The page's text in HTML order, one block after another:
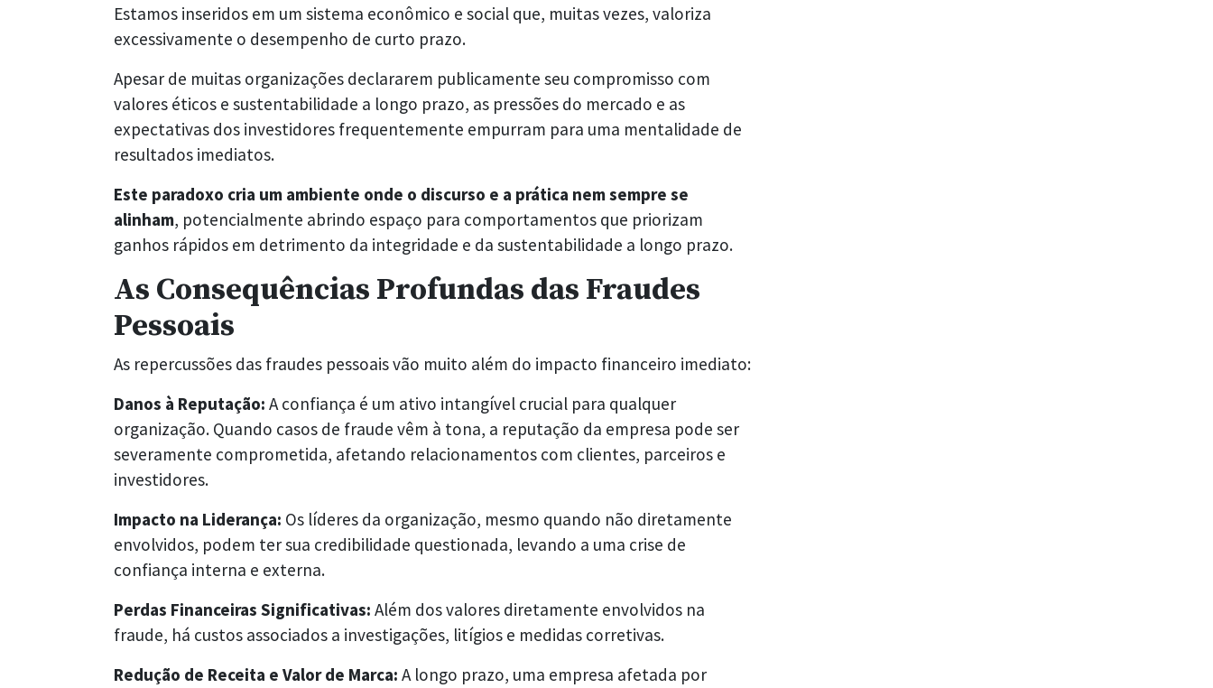
Estamos inseridos em um sistema econômico e social que, muitas vezes, valoriza
excessivamente o desempenho de curto prazo.
Apesar de muitas organizações declararem publicamente seu compromisso com
valores éticos e sustentabilidade a longo prazo, as pressões do mercado e as
expectativas dos investidores frequentemente empurram para uma mentalidade de
resultados imediatos.
Este paradoxo cria um ambiente onde o discurso e a prática nem sempre se
alinham, potencialmente abrindo espaço para comportamentos que priorizam
ganhos rápidos em detrimento da integridade e da sustentabilidade a longo prazo.
As Consequências Profundas das Fraudes
Pessoais
As repercussões das fraudes pessoais vão muito além do impacto financeiro imediato:
Danos à Reputação: A confiança é um ativo intangível crucial para qualquer
organização. Quando casos de fraude vêm à tona, a reputação da empresa pode ser
severamente comprometida, afetando relacionamentos com clientes, parceiros e
investidores.
Impacto na Liderança: Os líderes da organização, mesmo quando não diretamente
envolvidos, podem ter sua credibilidade questionada, levando a uma crise de
confiança interna e externa.
Perdas Financeiras Significativas: Além dos valores diretamente envolvidos na
fraude, há custos associados a investigações, litígios e medidas corretivas.
Redução de Receita e Valor de Marca: A longo prazo, uma empresa afetada por